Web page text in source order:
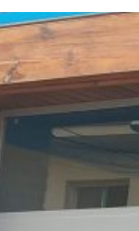
viaje por la misión, la
personas. Descubre